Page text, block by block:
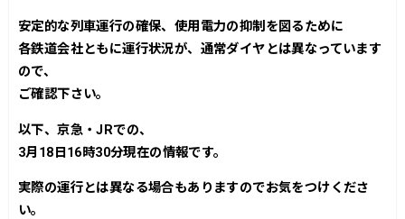
安定的な列車運行の確保、使用電力の抑制を図るために
各鉄道会社ともに運行状況が、通常ダイヤとは異なっています
ので、
ご確認下さい。
以下、京急・JRでの、
3月18日16時30分現在の情報です。
実際の運行とは異なる場合もありますのでお気をつけくださ
い。